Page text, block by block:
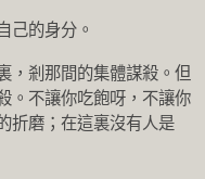
己的身分。
，剎那間的集體謀殺。但
。不讓你吃飽呀，不讓你
折磨；在這裏沒有人是